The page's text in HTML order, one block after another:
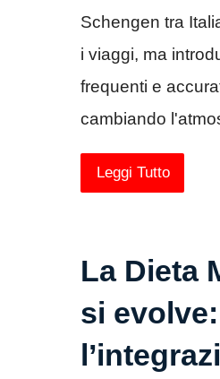
Schengen tra
i viaggi, ma
frequenti e
cambiando
Leggi Tutto
La Dieta
si evolve: